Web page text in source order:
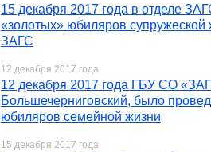
15 декабря 2017 года в отделе
«золотых» юбиляров супружеской
ЗАГС
12 декабря 2017 года
12 декабря 2017 года ГБУ СО
Большечерниговский, было
юбиляров семейной жизни
15 декабря 2017 года